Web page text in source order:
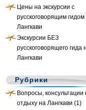
Цены на экскурсии с
русскоговорящим гидом
Лангкави
Экскурсии БЕЗ
русскоговорящего гида
Лангкави
Рубрики
Вопросы, консультации
отдыху на Лангкави (1)